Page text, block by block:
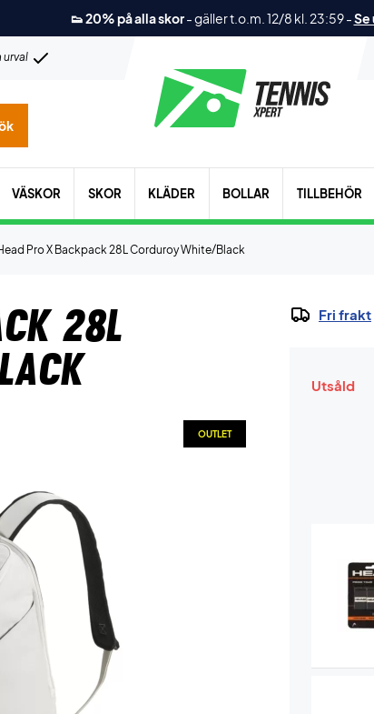
👟 20% på alla skor-gäller t.o.m. 12/8 kl. 23:59-Se
urval
VÄSKOR SKOR KLÄDER BOLLAR TILLBEHÖR
Pro X Backpack 28L Corduroy White/Black
28L
OUTLET
Fri frakt
Utsåld